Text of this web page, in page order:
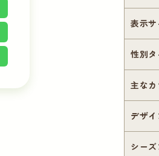
表示
性別
主なカ
デザイ
シーズ